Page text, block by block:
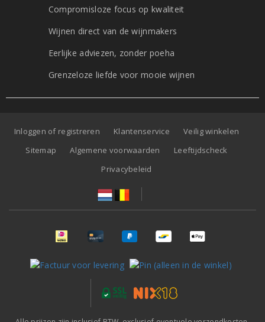
Compromisloze focus op kwaliteit
Wijnen direct van de wijnmakers
Eerlijke adviezen, zonder poeha
Grenzeloze liefde voor mooie wijnen
Inloggen of registreren Klantenservice
Veilig winkelen
Sitemap
Algemene voorwaarden
Leeftijdscheck
Privacybeleid